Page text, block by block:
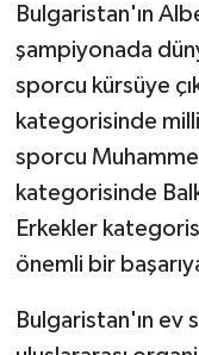
Bulgaristan'ın
şampiyonada
sporcu kürsüye
kategorisinde
sporcu
kategorisinde
Erkekler
önemli bir
Bulgaristan'ın ev